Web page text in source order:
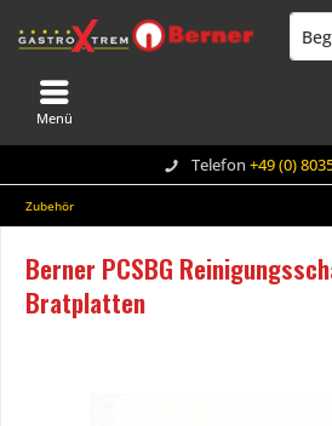
Telefon +49 (0)
Menü
Zubehör
Berner PCSBG
Bratplatten